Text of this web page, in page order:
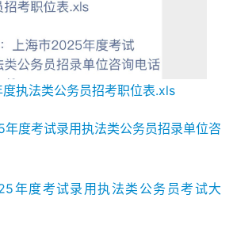
执法类公务员招考职位表.xls
度考试录用执法类公务员招录单位咨
年度考试录用执法类公务员考试大